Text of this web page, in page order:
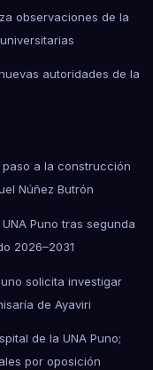
observaciones de la
autoridades de la
a la construcción
Núñez Butrón
Puno tras segunda
2026–2031
solicita investigar
de Ayaviri
de la UNA Puno;
por oposición